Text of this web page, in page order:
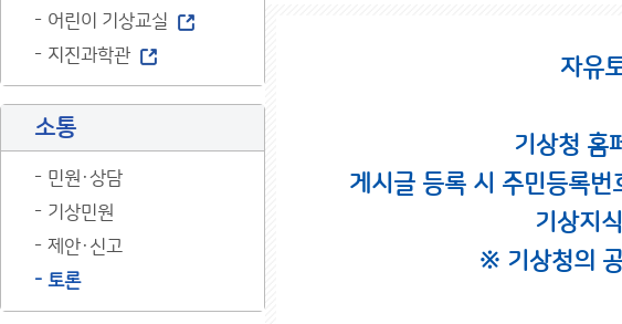
어린이 기상교실
지진과학관
소통
민원·상담
기상민원
제안·신고
토론
자유
기상청 홈
게시글 등록 시 주민등록
기상지
※ 기상청의